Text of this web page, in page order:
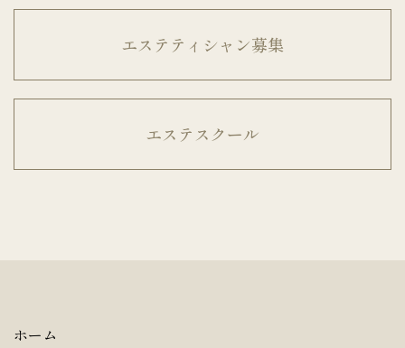
エステティシャン募集
エステスクール
ホーム